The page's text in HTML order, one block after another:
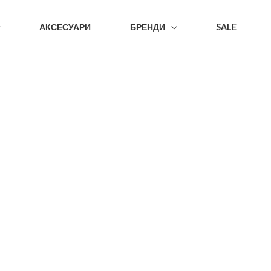
АКСЕСУАРИ БРЕНДИ SALE